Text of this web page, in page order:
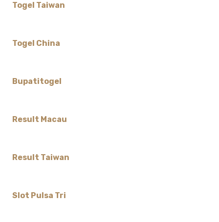
Togel Taiwan
Togel China
Bupatitogel
Result Macau
Result Taiwan
Slot Pulsa Tri